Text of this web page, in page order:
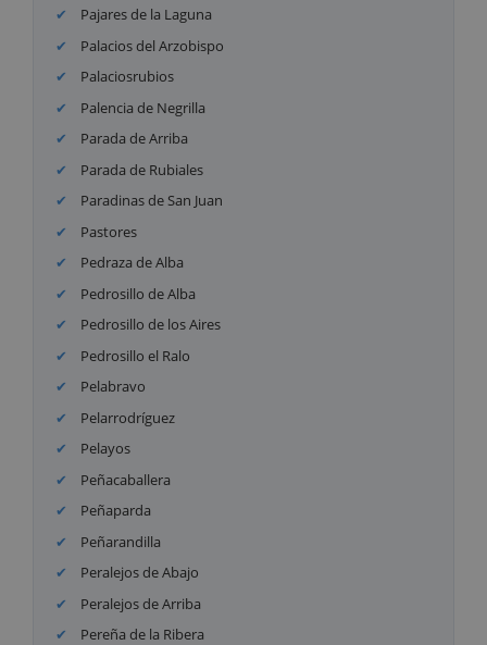
Pajares de la Laguna
Palacios del Arzobispo
Palaciosrubios
Palencia de Negrilla
Parada de Arriba
Parada de Rubiales
Paradinas de San Juan
Pastores
Pedraza de Alba
Pedrosillo de Alba
Pedrosillo de los Aires
Pedrosillo el Ralo
Pelabravo
Pelarrodríguez
Pelayos
Peñacaballera
Peñaparda
Peñarandilla
Peralejos de Abajo
Peralejos de Arriba
Pereña de la Ribera